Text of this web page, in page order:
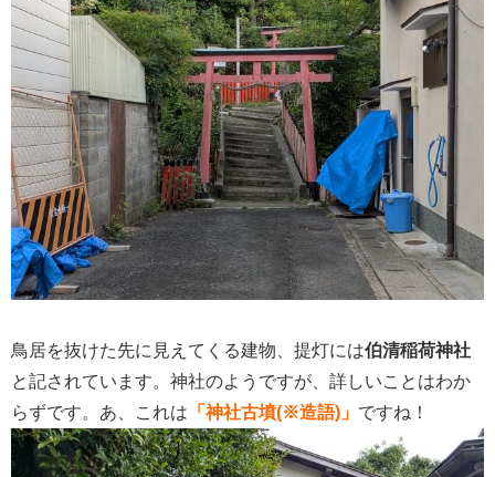
鳥居を抜けた先に見えてくる建物、提灯には伯清稲荷神社
と記されています。神社のようですが、詳しいことはわか
らずです。あ、これは 「神社古墳(※造語)」 ですね！